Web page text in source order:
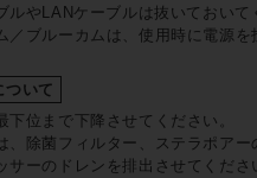
ルやLANケーブルは抜いておいて
／ブルーカムは、使用時に電源
ついて
下位まで下降させてください。
、除菌フィルター、ステラポアー
サーのドレンを排出させてくださ